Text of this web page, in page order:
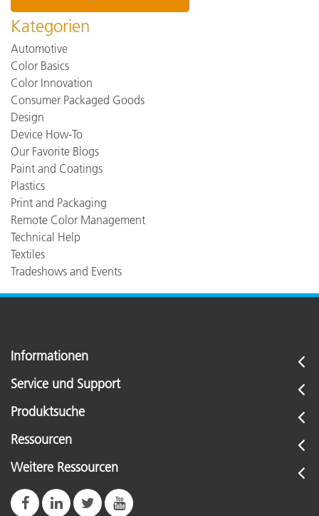
Kategorien
Automotive
Color Basics
Color Innovation
Consumer Packaged Goods
Design
Device How-To
Our Favorite Blogs
Paint and Coatings
Plastics
Print and Packaging
Remote Color Management
Technical Help
Textiles
Tradeshows and Events
Informationen
Service und Support
Produktsuche
Ressourcen
Weitere Ressourcen